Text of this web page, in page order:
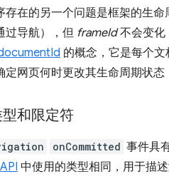
存在的另一个问题是框架的生
过导航），但 frameId不会变化
的概念，它是每个
定网页何时更改其生命周期状
和限定符
onCommitted 事件具
中使用的类型相同，用于描